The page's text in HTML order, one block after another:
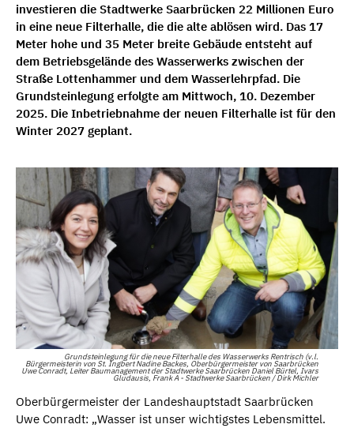
investieren die Stadtwerke Saarbrücken 22 Millionen Euro
in eine neue Filterhalle, die die alte ablösen wird. Das 17
Meter hohe und 35 Meter breite Gebäude entsteht auf
dem Betriebsgelände des Wasserwerks zwischen der
Straße Lottenhammer und dem Wasserlehrpfad. Die
Grundsteinlegung erfolgte am Mittwoch, 10. Dezember
2025. Die Inbetriebnahme der neuen Filterhalle ist für den
Winter 2027 geplant.
Grundsteinlegung für die neue Filterhalle des Wasserwerks Rentrisch (v.l.
Bürgermeisterin von St. Ingbert Nadine Backes, Oberbürgermeister von Saarbrücken
Uwe Conradt, Leiter Baumanagement der Stadtwerke Saarbrücken Daniel Bürtel, Ivars
Gludausis, Frank A - Stadtwerke Saarbrücken / Dirk Michler
Oberbürgermeister der Landeshauptstadt Saarbrücken
Uwe Conradt: „Wasser ist unser wichtigstes Lebensmittel.